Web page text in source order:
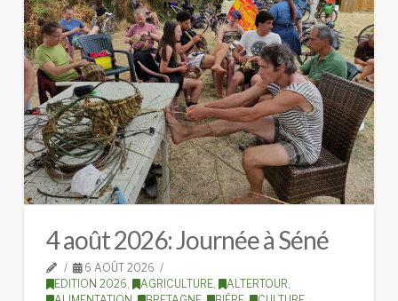
4 août 2026: Journée à Séné
6 AOÛT 2026
EDITION 2026
AGRICULTURE, ALTERTOUR